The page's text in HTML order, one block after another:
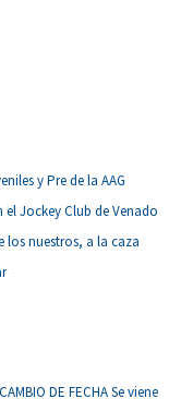
y Pre de la AAG
el Jockey Club de Venado
los nuestros, a la caza
DE FECHA Se viene